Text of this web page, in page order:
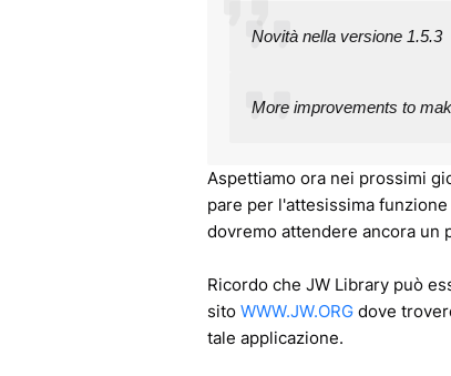
Novità nella versione 1.5.3
More improvements to
Aspettiamo ora nei prossimi
pare per l'attesissima
dovremo attendere ancora un
Ricordo che JW Library può
sito WWW.JW.ORG dove
tale applicazione.